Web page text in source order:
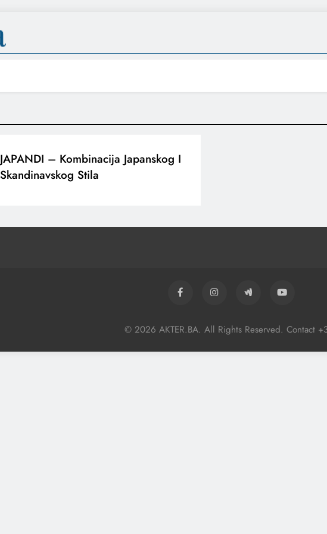
JAPANDI – Kombinacija Japanskog I
Skandinavskog Stila
© 2026 AKTER.BA. All Rights Reserved. Contact